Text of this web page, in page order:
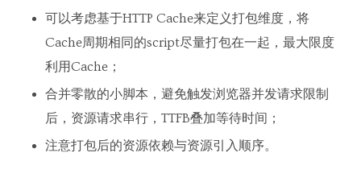
可以考虑基于HTTP Cache来定义打包维度，将
Cache周期相同的script尽量打包在一起，最大限度
利用Cache；
合并零散的小脚本，避免触发浏览器并发请求限制
后，资源请求串行，TTFB叠加等待时间；
注意打包后的资源依赖与资源引入顺序。